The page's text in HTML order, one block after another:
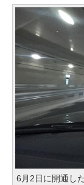
6月2日に開通し